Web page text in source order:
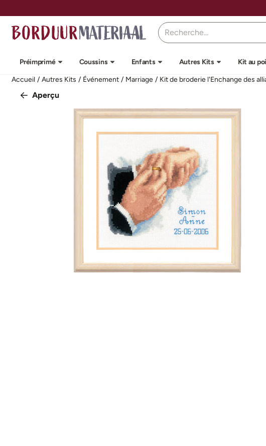
Rechercher
Préimprimé Coussins Enfants Autres Kits Kit au
Accueil / Autres Kits / Événement / Marriage / Kit de broderie l'Enchange des
Aperçu